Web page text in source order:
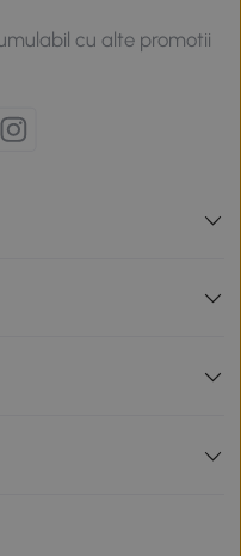
cu alte promotii